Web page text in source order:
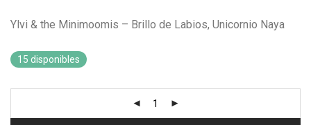
Ylvi & the Minimoomis – Brillo de Labios, Unicornio Naya
15 disponibles